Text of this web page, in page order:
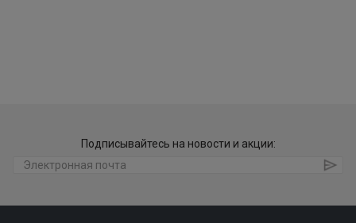
Подписывайтесь на новости и акции: